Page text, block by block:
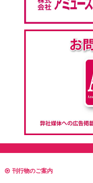
刊行物のご案内